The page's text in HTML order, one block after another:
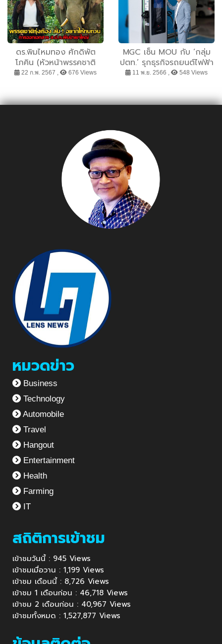
ดร.พิมไหมทอง ศักดิพัต
โภคิน (หัวหน้าพรรคชาติ
รุ่งเรือง) อยากให้ทบทวนการ
22 ก.พ. 2567 , 676 Views
MGC เซ็น MOU กับ ‘กลุ่ม
ปตท.’ รุกธุรกิจรถยนต์ไฟฟ้า
(EV) อย่างครบวงจร โชว์
งานไตรมาสสุดท้ายโดดเด่
11 พ.ย. 2566 , 548 Views
หมวดข่าว
Business
Technology
Automobile
Travel
Hangout
Entertainment
Health
Farming
IT
สถิติการเข้าชม
เข้าชมวันนี้ : 945 Views
เข้าชมเมื่อวาน : 1,199 Views
เข้าชม เดือนนี้ : 8,726 Views
เข้าชม 1 เดือนก่อน : 46,718 Views
เข้าชม 2 เดือนก่อน : 40,967 Views
เข้าชมทั้งหมด : 1,527,877 Views